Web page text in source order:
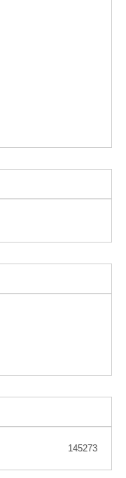
145273